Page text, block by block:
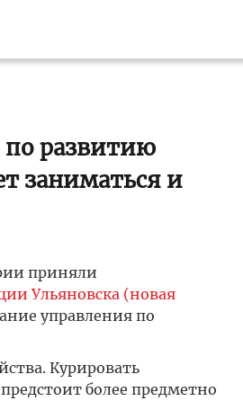
по развитию
заниматься и
приняли
Ульяновска (новая
управления по
Курировать
более предметно